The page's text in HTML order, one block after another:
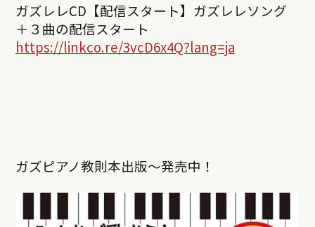
ガズレレCD【配信スタート】ガズレレソング
＋３曲の配信スタート
https://linkco.re/3vcD6x4Q?lang=ja
ガズピアノ教則本出版〜発売中！